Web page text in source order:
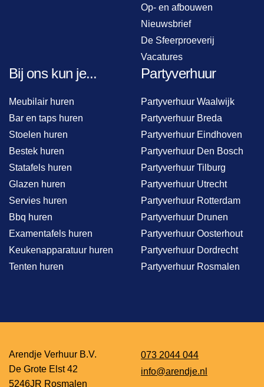
Op- en afbouwen
Nieuwsbrief
De Sfeerproeverij
Vacatures
Bij ons kun je...
Meubilair huren
Bar en taps huren
Stoelen huren
Bestek huren
Statafels huren
Glazen huren
Servies huren
Bbq huren
Examentafels huren
Keukenapparatuur huren
Tenten huren
Partyverhuur
Partyverhuur Waalwijk
Partyverhuur Breda
Partyverhuur Eindhoven
Partyverhuur Den Bosch
Partyverhuur Tilburg
Partyverhuur Utrecht
Partyverhuur Rotterdam
Partyverhuur Drunen
Partyverhuur Oosterhout
Partyverhuur Dordrecht
Partyverhuur Rosmalen
Arendje Verhuur B.V.
De Grote Elst 42
5246JR Rosmalen
073 2044 044
info@arendje.nl